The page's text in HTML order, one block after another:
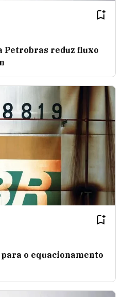
Petrobras reduz fluxo
o equacionamento